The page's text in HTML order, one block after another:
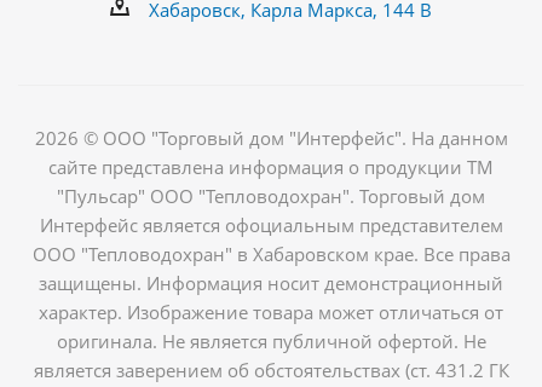
Хабаровск, Карла Маркса, 144 В
2026 © ООО "Торговый дом "Интерфейс". На данном
сайте представлена информация о продукции ТМ
"Пульсар" ООО "Тепловодохран". Торговый дом
Интерфейс является офоциальным представителем
ООО "Тепловодохран" в Хабаровском крае. Все права
защищены. Информация носит демонстрационный
характер. Изображение товара может отличаться от
оригинала. Не является публичной офертой. Не
является заверением об обстоятельствах (ст. 431.2 ГК